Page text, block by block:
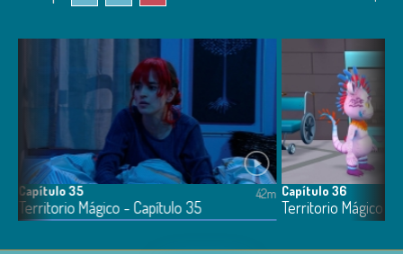
Capítulo 35
Territorio Mágico - Capítulo 35
42m Capítulo 36
Territorio Mágico -